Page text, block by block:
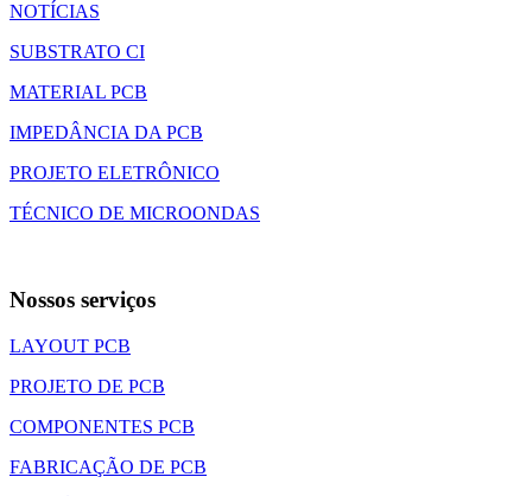
NOTÍCIAS
SUBSTRATO CI
MATERIAL PCB
IMPEDÂNCIA DA PCB
PROJETO ELETRÔNICO
TÉCNICO DE MICROONDAS
Nossos serviços
LAYOUT PCB
PROJETO DE PCB
COMPONENTES PCB
FABRICAÇÃO DE PCB